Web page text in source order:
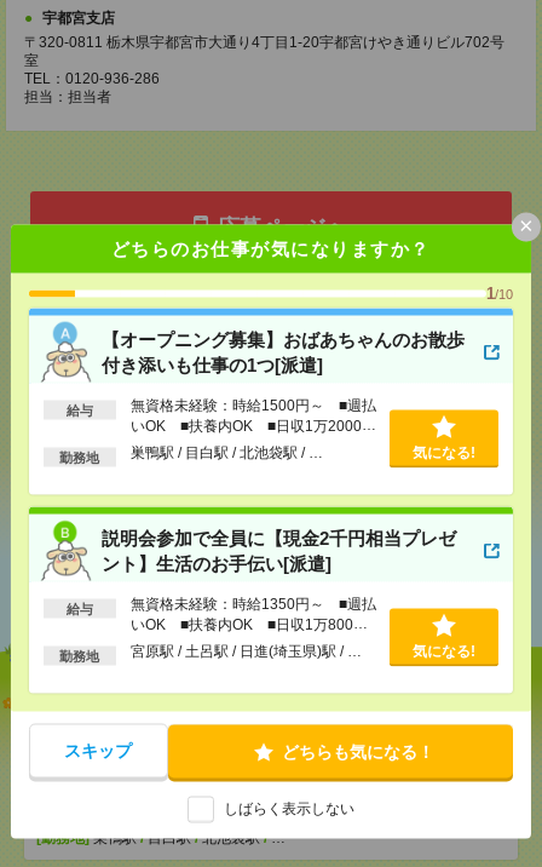
どちらのお仕事が気になりますか？
1/10
【オープニング募集】おばあちゃんのお散歩
付き添いも仕事の1つ[派遣]
給与
無資格未経験：時給1500円～ ■週払
いOK ■扶養内OK ■日収1万2000円
以上
勤務地 巣鴨駅 / 目白駅 / 北池袋駅 / … 気になる!
説明会参加で全員に【現金2千円相当プレゼ
ント】生活のお手伝い[派遣]
給与
無資格未経験：時給1350円～ ■週払
いOK ■扶養内OK ■日収1万800円
以上
勤務地 宮原駅 / 土呂駅 / 日進(埼玉県)駅 / … 気になる!
スキップ どちらも気になる！
しばらく表示しない
×
宇都宮支店
〒320-0811 栃木県宇都宮市大通り4丁目1-20宇都宮けやき通りビル702号
室
TEL：0120-936-286
担当：担当者
応募ページへ
気になる！ 電話応募
メールで送る LINE
あなたの閲覧履歴からの
おすすめ
【オープニング募集】おばあちゃんのお散歩付き添
いも仕事の1つ[派遣]
OK ■扶養内OK ■日収1万2000円以上
[勤務地]巣鴨駅/目白駅/北池袋駅/…